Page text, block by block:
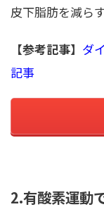
皮下脂肪を減ら
【参考記事】 ダ
記事
2.有酸素運動